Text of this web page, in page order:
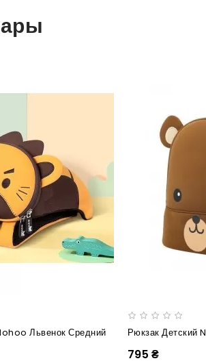
Львенок Средний
795 ₴